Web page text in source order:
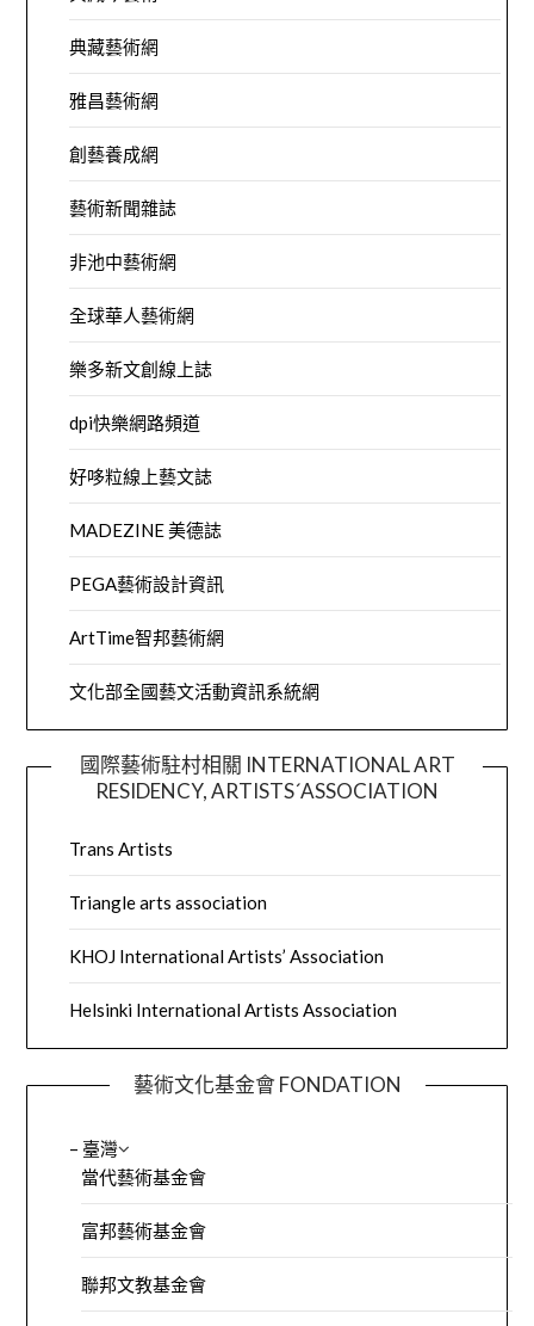
典藏藝術網
雅昌藝術網
創藝養成網
藝術新聞雜誌
非池中藝術網
全球華人藝術網
樂多新文創線上誌
dpi快樂網路頻道
好哆粒線上藝文誌
MADEZINE 美德誌
PEGA藝術設計資訊
ArtTime智邦藝術網
文化部全國藝文活動資訊系統網
國際藝術駐村相關 INTERNATIONAL ART
RESIDENCY, ARTISTS´ASSOCIATION
Trans Artists
Triangle arts association
KHOJ International Artists’ Association
Helsinki International Artists Association
藝術文化基金會 FONDATION
– 臺灣
當代藝術基金會
富邦藝術基金會
聯邦文教基金會